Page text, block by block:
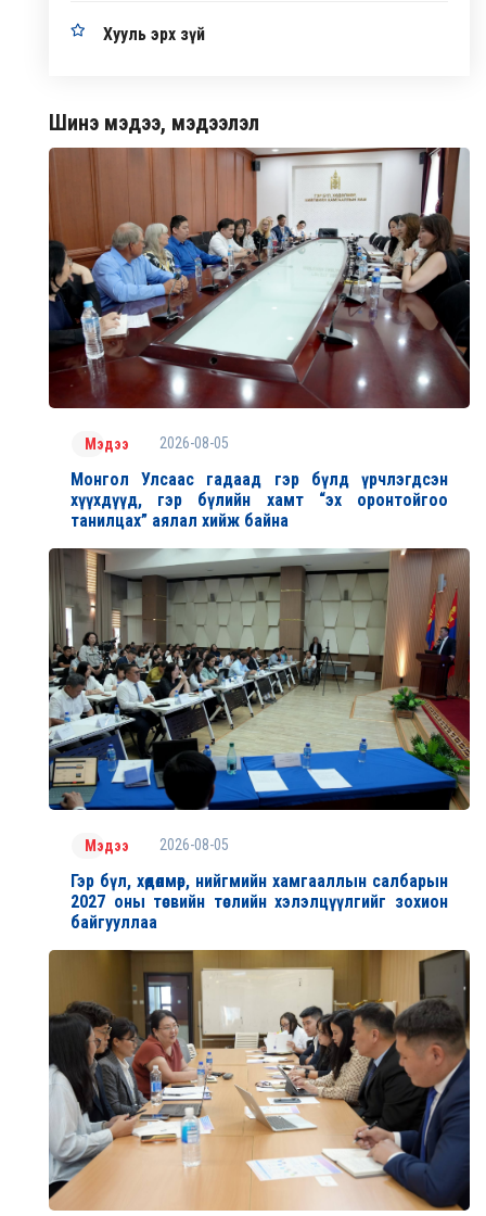
Хууль эрх зүй
Шинэ мэдээ, мэдээлэл
Мэдээ 2026-08-05
Монгол Улсаас гадаад гэр бүлд үрчлэгдсэн
хүүхдүүд, гэр бүлийн хамт “эх оронтойгоо
танилцах” аялал хийж байна
Мэдээ 2026-08-05
Гэр бүл, хөдөлмөр, нийгмийн хамгааллын салбарын
2027 оны төсвийн төслийн хэлэлцүүлгийг зохион
байгууллаа